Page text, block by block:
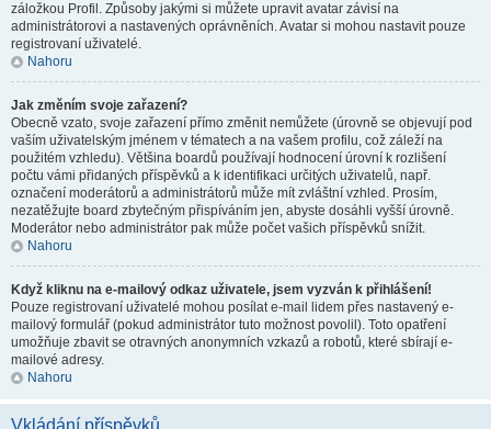
záložkou Profil. Způsoby jakými si můžete upravit avatar závisí na
administrátorovi a nastavených oprávněních. Avatar si mohou nastavit pouze
registrovaní uživatelé.
Nahoru
Jak změním svoje zařazení?
Obecně vzato, svoje zařazení přímo změnit nemůžete (úrovně se objevují pod
vaším uživatelským jménem v tématech a na vašem profilu, což záleží na
použitém vzhledu). Většina boardů používají hodnocení úrovní k rozlišení
počtu vámi přidaných příspěvků a k identifikaci určitých uživatelů, např.
označení moderátorů a administrátorů může mít zvláštní vzhled. Prosím,
nezatěžujte board zbytečným přispíváním jen, abyste dosáhli vyšší úrovně.
Moderátor nebo administrátor pak může počet vašich příspěvků snížit.
Nahoru
Když kliknu na e-mailový odkaz uživatele, jsem vyzván k přihlášení!
Pouze registrovaní uživatelé mohou posílat e-mail lidem přes nastavený e-
mailový formulář (pokud administrátor tuto možnost povolil). Toto opatření
umožňuje zbavit se otravných anonymních vzkazů a robotů, které sbírají e-
mailové adresy.
Nahoru
Vkládání příspěvků